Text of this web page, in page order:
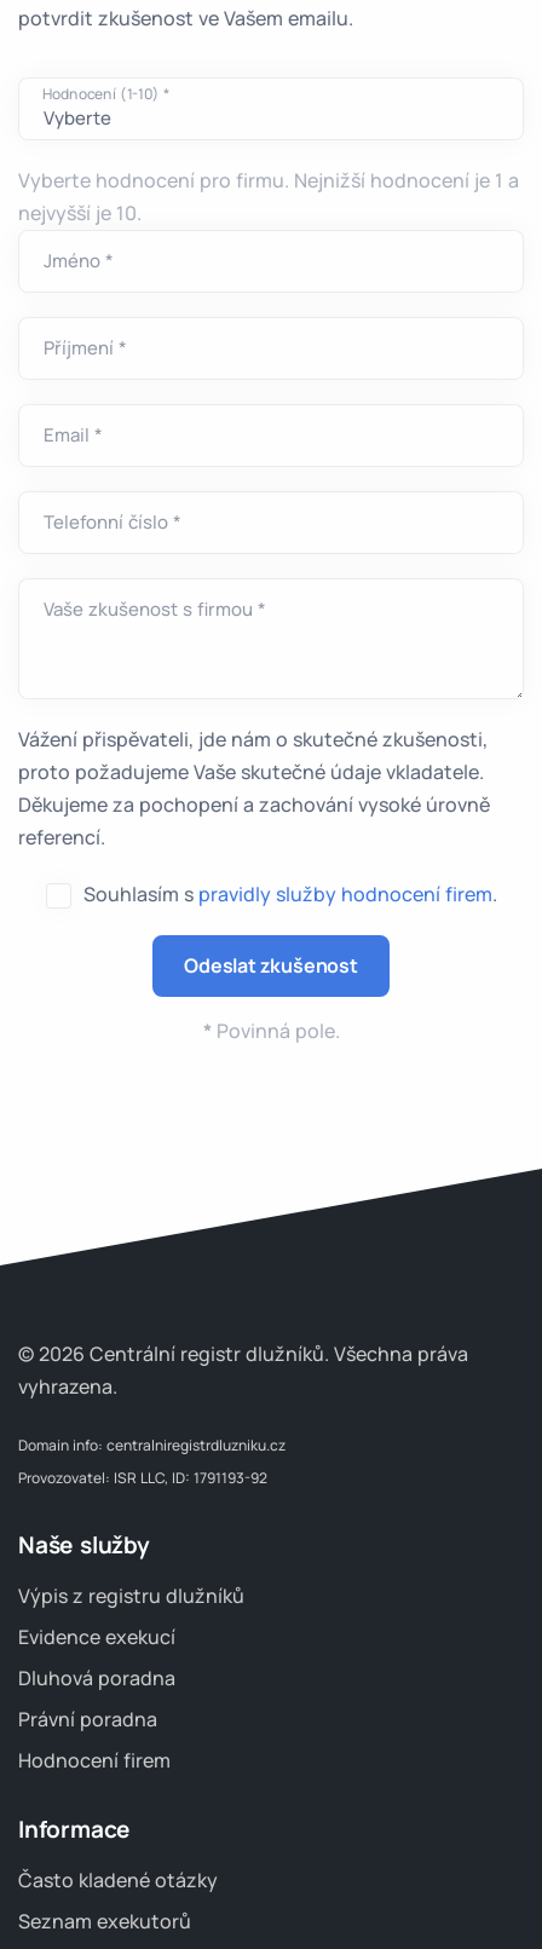
potvrdit zkušenost ve Vašem emailu.
Hodnocení (1-10) *
Vyberte hodnocení pro firmu. Nejnižší hodnocení je 1 a
nejvyšší je 10.
Jméno *
Příjmení *
Email *
Telefonní číslo *
Vaše zkušenost s firmou *
Vážení přispěvateli, jde nám o skutečné zkušenosti,
proto požadujeme Vaše skutečné údaje vkladatele.
Děkujeme za pochopení a zachování vysoké úrovně
referencí.
Souhlasím s pravidly služby hodnocení firem.
* Povinná pole.
© 2026 Centrální registr dlužníků. Všechna práva
vyhrazena.
Domain info: centralniregistrdluzniku.cz
Provozovatel: ISR LLC, ID: 1791193-92
Naše služby
Výpis z registru dlužníků
Evidence exekucí
Dluhová poradna
Právní poradna
Hodnocení firem
Informace
Často kladené otázky
Seznam exekutorů